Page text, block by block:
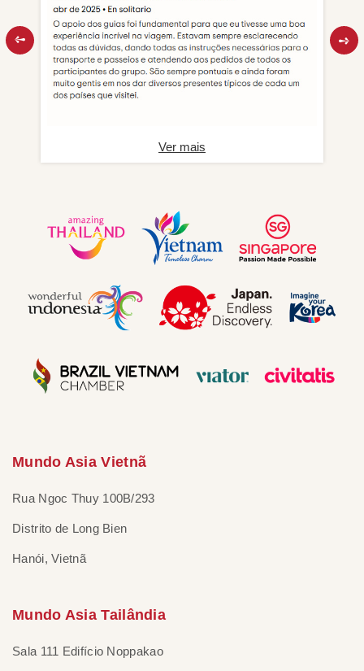
Ver mais
Mundo Asia Vietnã
Rua Ngoc Thuy 100B/293
Distrito de Long Bien
Hanói, Vietnã
Mundo Asia Tailândia
Sala 111 Edifício Noppakao